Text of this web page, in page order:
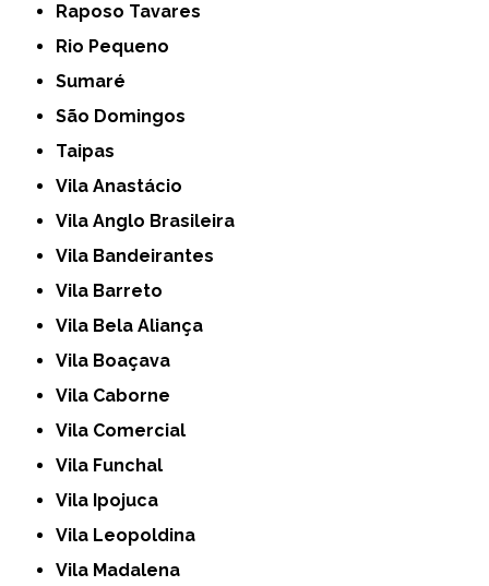
Raposo Tavares
Rio Pequeno
Sumaré
São Domingos
Taipas
Vila Anastácio
Vila Anglo Brasileira
Vila Bandeirantes
Vila Barreto
Vila Bela Aliança
Vila Boaçava
Vila Caborne
Vila Comercial
Vila Funchal
Vila Ipojuca
Vila Leopoldina
Vila Madalena